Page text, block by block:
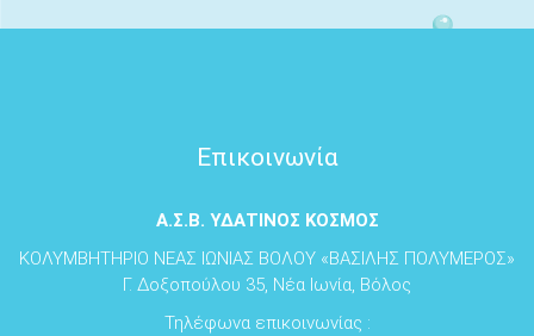
Επικοινωνία
Α.Σ.Β. ΥΔΑΤΙΝΟΣ ΚΟΣΜΟΣ
ΚΟΛΥΜΒΗΤΗΡΙΟ ΝΕΑΣ ΙΩΝΙΑΣ ΒΟΛΟΥ «ΒΑΣΙΛΗΣ ΠΟΛΥΜΕΡΟΣ»
Γ. Δοξοπούλου 35, Νέα Ιωνία, Βόλος
Τηλέφωνα επικοινωνίας :